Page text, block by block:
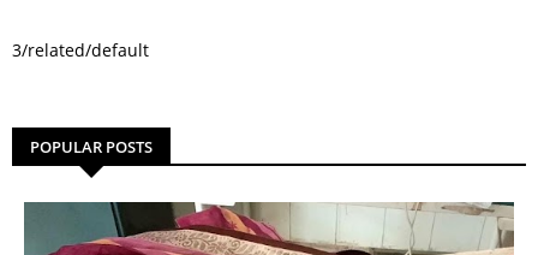
3/related/default
POPULAR POSTS